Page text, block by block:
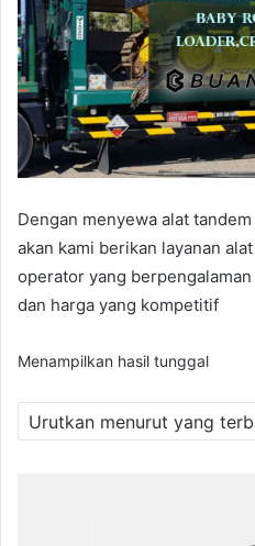
Dengan menyewa alat
akan kami berikan layanan
operator yang
dan harga yang kompetitif
Menampilkan hasil tunggal